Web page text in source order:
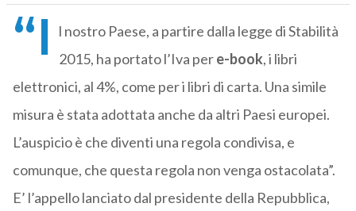
“I
l nostro Paese, a partire dalla legge di Stabilità
2015, ha portato l’Iva pere-book, i libri
elettronici, al 4%, come per i libri di carta. Una simile
misura è stata adottata anche da altri Paesi europei.
L’auspicio è che diventi una regola condivisa, e
comunque, che questa regola non venga ostacolata”.
E’ l’appello lanciato dal presidente della Repubblica,